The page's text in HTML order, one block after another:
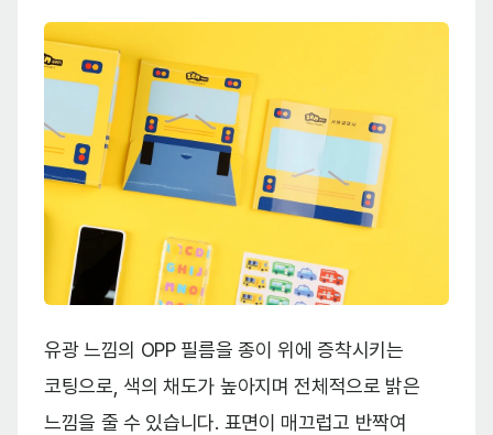
유광 느낌의 OPP 필름을 종이 위에 증착시키는
코팅으로, 색의 채도가 높아지며 전체적으로 밝은
느낌을 줄 수 있습니다. 표면이 매끄럽고 반짝여